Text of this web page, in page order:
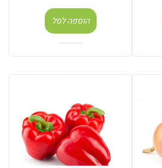
הוספה לסל